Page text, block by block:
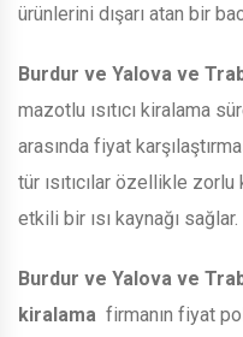
ürünlerini dışarı atan bir
Burdur ve Yalova ve
mazotlu ısıtıcı kiralama
arasında fiyat
tür ısıtıcılar özellikle
etkili bir ısı kaynağı sağlar.
Burdur ve Yalova ve
kiralama firmanın fiyat